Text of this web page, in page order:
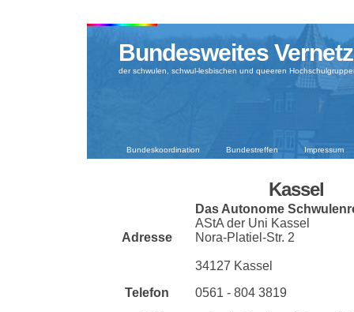
Bundesweites
der schwulen, schwul-lesbischen und queeren
Bundeskoordination Bundestreffen Impressum
Kassel
Adresse
Das Autonome
AStA der Uni Kassel
Nora-Platiel-Str. 2
34127 Kassel
Telefon
0561 - 804 3819